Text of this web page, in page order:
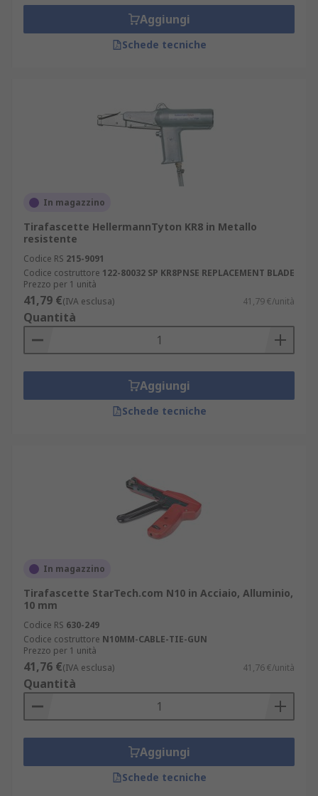
Aggiungi
Schede tecniche
In magazzino
Tirafascette HellermannTyton KR8 in Metallo
resistente
Codice RS 215-9091
Codice costruttore 122-80032 SP KR8PNSE REPLACEMENT BLADE
Prezzo per 1 unità
41,79 €(IVA esclusa) 41,79 €/unità
Quantità
Aggiungi
Schede tecniche
In magazzino
Tirafascette StarTech.com N10 in Acciaio, Alluminio,
10 mm
Codice RS 630-249
Codice costruttore N10MM-CABLE-TIE-GUN
Prezzo per 1 unità
41,76 €(IVA esclusa) 41,76 €/unità
Quantità
Aggiungi
Schede tecniche